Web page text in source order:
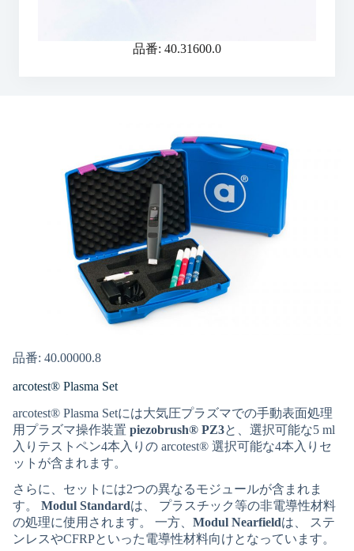
品番: 40.31600.0
品番: 40.00000.8
arcotest® Plasma Set
arcotest® Plasma Setには大気圧プラズマでの手動表面処理
用プラズマ操作装置 piezobrush® PZ3と、選択可能な5 ml
入りテストペン4本入りの arcotest® 選択可能な4本入りセ
ットが含まれます。
さらに、セットには2つの異なるモジュールが含まれま
す。 Modul Standardは、 プラスチック等の非電導性材料
の処理に使用されます。 一方、 Modul Nearfieldは、 ステ
ンレスやCFRPといった電導性材料向けとなっています。